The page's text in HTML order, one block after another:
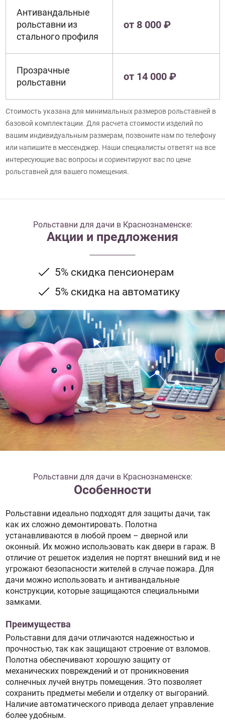
Антивандальные
рольставни из
стального профиля
от 8 000 ₽
Прозрачные
рольставни
от 14 000 ₽
Стоимость указана для минимальных размеров рольставней в
базовой комплектации. Для расчета стоимости изделий по
вашим индивидуальным размерам, позвоните нам по телефону
или напишите в мессенджер. Наши специалисты ответят на все
интересующие вас вопросы и сориентируют вас по цене
рольставней для вашего помещения.
Рольставни для дачи в Краснознаменске:
Акции и предложения
5% скидка пенсионерам
5% скидка на автоматику
Рольставни для дачи в Краснознаменске:
Особенности
Рольставни идеально подходят для защиты дачи, так
как их сложно демонтировать. Полотна
устанавливаются в любой проем – дверной или
оконный. Их можно использовать как двери в гараж. В
отличие от решеток изделия не портят внешний вид и не
угрожают безопасности жителей в случае пожара. Для
дачи можно использовать и антивандальные
конструкции, которые защищаются специальными
замками.
Преимущества
Рольставни для дачи отличаются надежностью и
прочностью, так как защищают строение от взломов.
Полотна обеспечивают хорошую защиту от
механических повреждений и от проникновения
солнечных лучей внутрь помещения. Это позволяет
сохранить предметы мебели и отделку от выгораний.
Наличие автоматического привода делает управление
более удобным.